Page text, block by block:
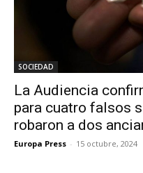
SOCIEDAD
La Audiencia
para cuatro falsos
robaron a dos
Europa Press - 15 octubre, 2024